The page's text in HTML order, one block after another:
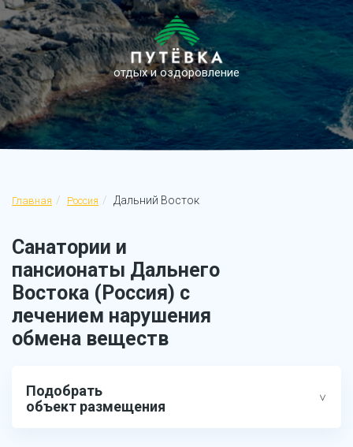
отдых и оздоровление
Главная Россия Дальний Восток
Санатории и
пансионаты Дальнего
Востока (Россия) с
лечением нарушения
обмена веществ
Подобрать
объект размещения